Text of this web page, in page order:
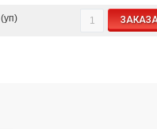
(уп)